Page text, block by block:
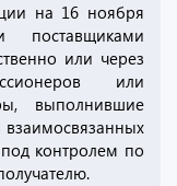
на 16 ноября
поставщиками
или через
или
выполнившие
взаимосвязанных
контролем по